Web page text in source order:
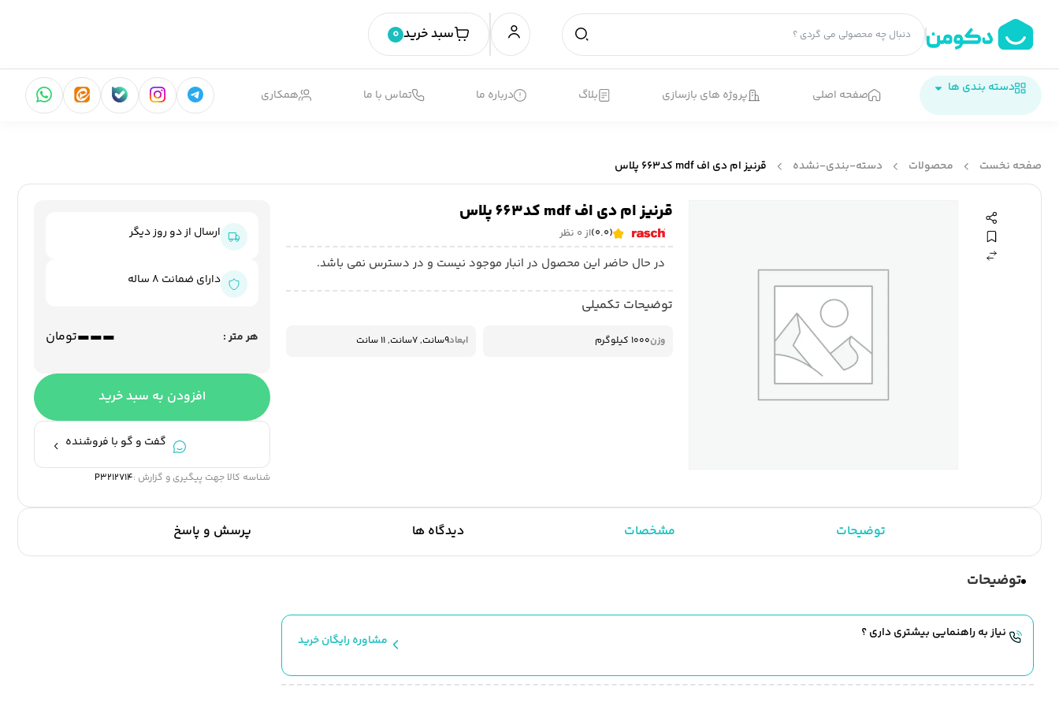
سبد خرید 0
دسته بندی ها صفحه اصلی پروژه های بازسازی بلاگ درباره ما تماس با ما همکاری
صفحه نخست محصولات دسته-بندی-نشده قرنیز ام دی اف mdf کد663 پلاس
قرنیز ام دی اف mdf کد663 پلاس
(0.0) از 0 نظر
در حال حاضر این محصول در انبار موجود نیست و در دسترس نمی باشد.
توضیحات تکمیلی
وزن1000 کیلوگرم ابعاد9سانت, 7سانت, 11 سانت
ارسال از دو روز دیگر
دارای ضمانت 8 ساله
---تومان هر متر :
افزودن به سبد خرید
گفت و گو با فروشنده
شناسه کالا جهت پیگیری و گزارش :P3212714
توضیحات مشخصات دیدگاه ها پرسش و پاسخ
توضیحات
نیاز به راهنمایی بیشتری داری ؟ مشاوره رایگان خرید